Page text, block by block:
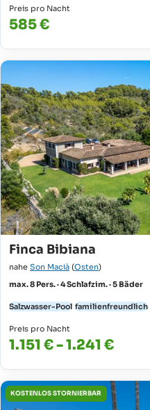
Preis pro Nacht
585 €
Finca Bibiana
nahe Son Macià (Osten)
max. 8 Pers. · 4 Schlafzim. · 5 Bäder
Salzwasser-Pool familienfreundlich
Preis pro Nacht
1.151 € - 1.241 €
KOSTENLOS STORNIERBAR